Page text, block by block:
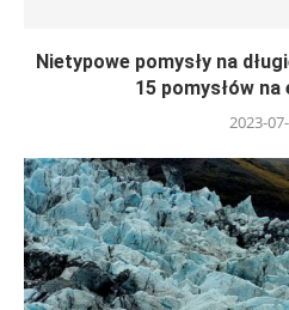
Nietypowe pomysły na
15 pomysłów
2023-